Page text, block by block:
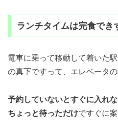
ランチタイムは完食で
電車に乗って移動して着いた
の真下ですって、エレベータ
予約していないとすぐに入れ
ちょっと待っただけですぐに